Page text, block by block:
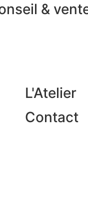
&
L'Atelier
Contact